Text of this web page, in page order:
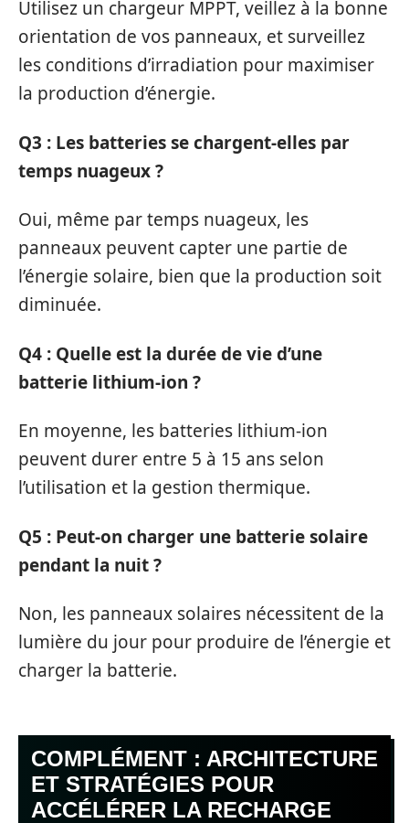
Utilisez un chargeur MPPT, veillez à la bonne
orientation de vos panneaux, et surveillez
les conditions d’irradiation pour maximiser
la production d’énergie.
Q3 : Les batteries se chargent-elles par
temps nuageux ?
Oui, même par temps nuageux, les
panneaux peuvent capter une partie de
l’énergie solaire, bien que la production soit
diminuée.
Q4 : Quelle est la durée de vie d’une
batterie lithium-ion ?
En moyenne, les batteries lithium-ion
peuvent durer entre 5 à 15 ans selon
l’utilisation et la gestion thermique.
Q5 : Peut-on charger une batterie solaire
pendant la nuit ?
Non, les panneaux solaires nécessitent de la
lumière du jour pour produire de l’énergie et
charger la batterie.
COMPLÉMENT : ARCHITECTURE
ET STRATÉGIES POUR
ACCÉLÉRER LA RECHARGE